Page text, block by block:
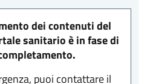
dei contenuti del
sanitario è in fase di
puoi contattare il